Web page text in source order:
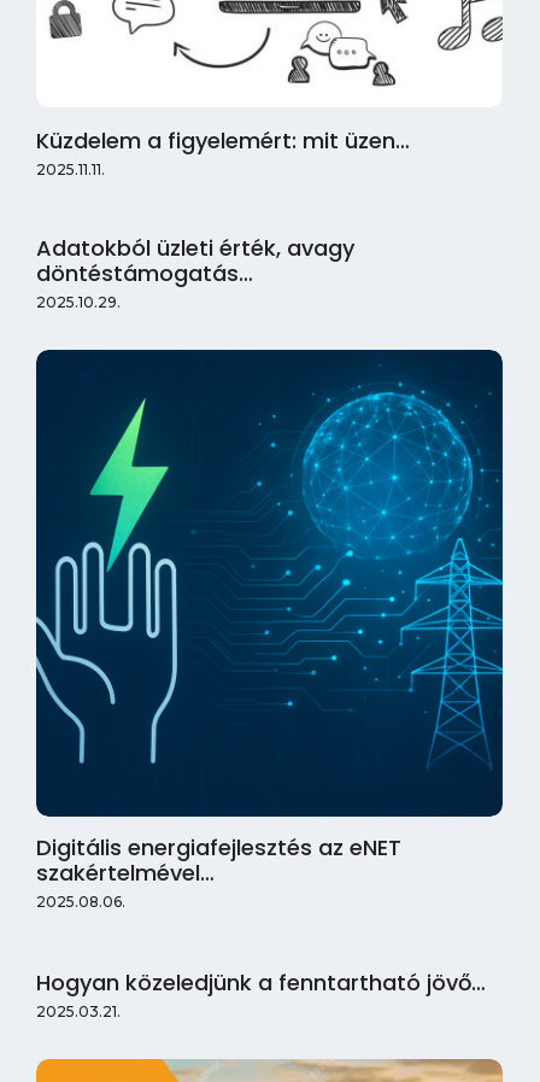
Küzdelem a figyelemért: mit üzen…
2025.11.11.
Adatokból üzleti érték, avagy
döntéstámogatás…
2025.10.29.
Digitális energiafejlesztés az eNET
szakértelmével…
2025.08.06.
Hogyan közeledjünk a fenntartható jövő…
2025.03.21.